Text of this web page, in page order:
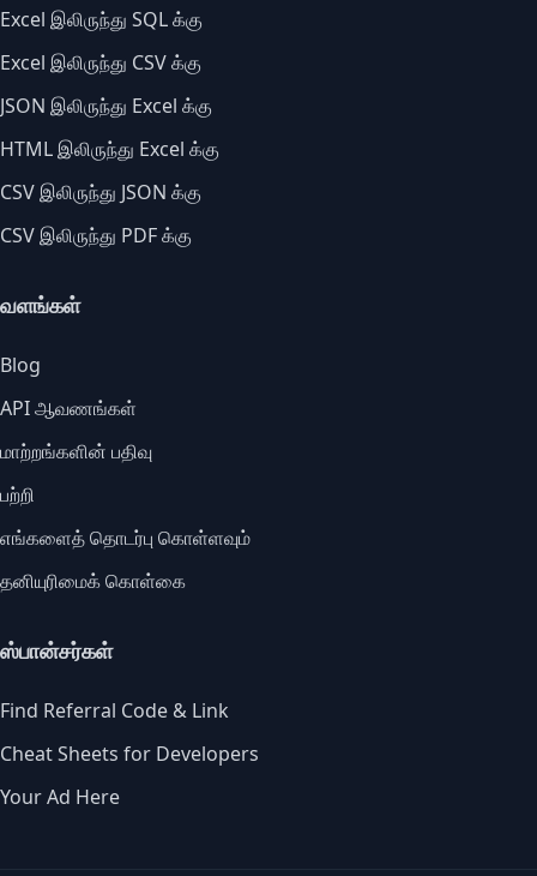
Excel இலிருந்து SQL க்கு
Excel இலிருந்து CSV க்கு
JSON இலிருந்து Excel க்கு
HTML இலிருந்து Excel க்கு
CSV இலிருந்து JSON க்கு
CSV இலிருந்து PDF க்கு
வளங்கள்
Blog
API ஆவணங்கள்
மாற்றங்களின் பதிவு
பற்றி
எங்களைத் தொடர்பு கொள்ளவும்
தனியுரிமைக் கொள்கை
ஸ்பான்சர்கள்
Find Referral Code & Link
Cheat Sheets for Developers
Your Ad Here